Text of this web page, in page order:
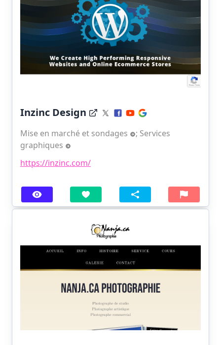
Inzinc Design
Mise en marché et sondages ; Services
graphiques
https://inzinc.com/